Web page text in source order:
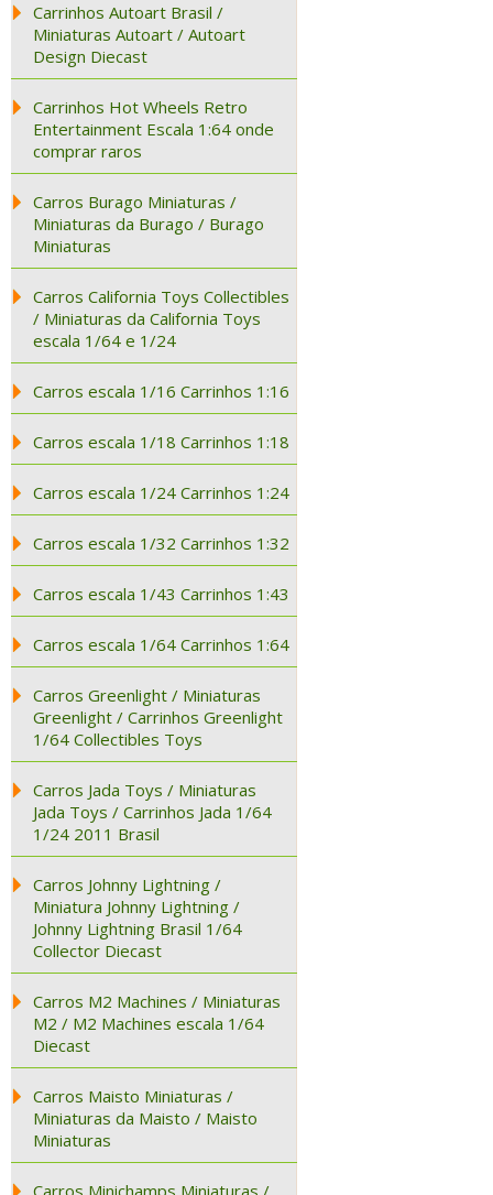
Carrinhos Autoart Brasil /
Miniaturas Autoart / Autoart
Design Diecast
Carrinhos Hot Wheels Retro
Entertainment Escala 1:64 onde
comprar raros
Carros Burago Miniaturas /
Miniaturas da Burago / Burago
Miniaturas
Carros California Toys Collectibles
/ Miniaturas da California Toys
escala 1/64 e 1/24
Carros escala 1/16 Carrinhos 1:16
Carros escala 1/18 Carrinhos 1:18
Carros escala 1/24 Carrinhos 1:24
Carros escala 1/32 Carrinhos 1:32
Carros escala 1/43 Carrinhos 1:43
Carros escala 1/64 Carrinhos 1:64
Carros Greenlight / Miniaturas
Greenlight / Carrinhos Greenlight
1/64 Collectibles Toys
Carros Jada Toys / Miniaturas
Jada Toys / Carrinhos Jada 1/64
1/24 2011 Brasil
Carros Johnny Lightning /
Miniatura Johnny Lightning /
Johnny Lightning Brasil 1/64
Collector Diecast
Carros M2 Machines / Miniaturas
M2 / M2 Machines escala 1/64
Diecast
Carros Maisto Miniaturas /
Miniaturas da Maisto / Maisto
Miniaturas
Carros Minichamps Miniaturas /